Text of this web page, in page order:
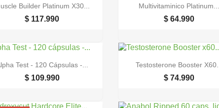
 Vista rápida
Builder Platinum X30...
$ 117.990
 Vista rápida
Multivitaminico Platinum...
$ 64.990
 Vista rápida
Test - 120 Cápsulas -...
$ 109.990
 Vista rápida
Testosterone Booster X60...
$ 74.990